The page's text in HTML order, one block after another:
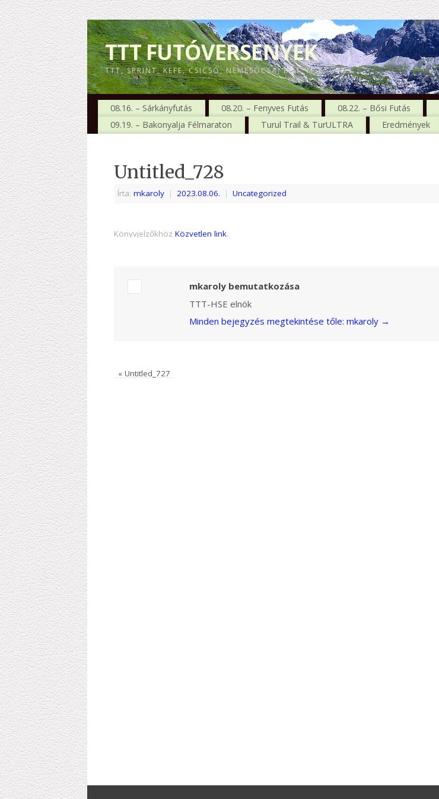
TTT FUTÓVERSENYEK
TTT, SPRINT, KEFE, CSICSÓ, NEMESÓCSA, BŐS, MSE, GTC
08.16. – Sárkányfutás 08.20. – Fenyves Futás 08.22. – Bősi Futás
09.19. – Bakonyalja Félmaraton
Turul Trail & TurULTRA Eredmények
Untitled_728
Írta: mkaroly | 2023.08.06. | Uncategorized
Könyvjelzőkhöz Közvetlen link.
mkaroly bemutatkozása
TTT-HSE elnök
Minden bejegyzés megtekintése tőle: mkaroly →
«Untitled_727